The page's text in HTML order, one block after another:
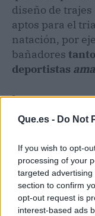
Que.es - Do Not
If you wish to opt-
processing of your
targeted
section to confirm
opt-out request is
interest-based ads
diseño de trajes
aptos para el
natación, por
bañadores
deportistas
La marca
espaldas, algo
fuera por su
comodidad de
bañadores
explica en
liderazgo en el